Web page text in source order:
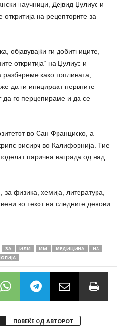
научници, Дејвид Џулиус и
на рецепторите за
објавувајќи ги добитниците,
откритија“ на Џулиус и
како топлината,
да ги иницираат нервните
да го перцепираме и да се
во Сан Франциско, а
рисирч во Калифорнија. Тие
парична награда од над
физика, хемија, литература,
во текот на следните денови.
ЗА ИЛИ ИМ МЕДИЦИНА
НА
ПОВЕЌЕ ОД АВТОРОТ